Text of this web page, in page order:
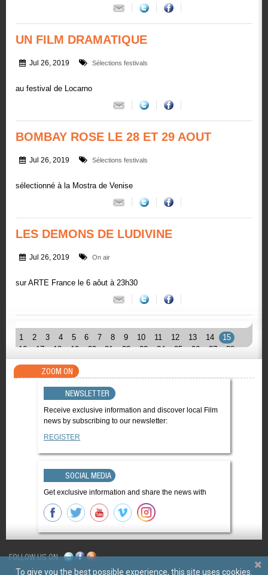
UN FILM DRAMATIQUE
Jul 26, 2019 Sélections festivals
au festival de Locarno
BOMBAY ROSE LE 28 ET 29 AOUT
Jul 26, 2019 Sélections festivals
sélectionné à la Mostra de Venise
LES DEMONS DE LUDIVINE
Jul 26, 2019 On air
sur ARTE France le 6 aôut à 23h30
1 2 3 4 5 6 7 8 9 10 11 12 13 14
15
16
17 18 19 20 21 22 23 24 25 26 27 28
ZOOM ON
NEWSLETTER
Receive exclusive information and discover local Film
news by subscribing to our newsletter:
REGISTER
SOCIAL MEDIA
Get exclusive information and share the news with
FOLLOW US ON
To give you the best possible experience, this site uses cookies.